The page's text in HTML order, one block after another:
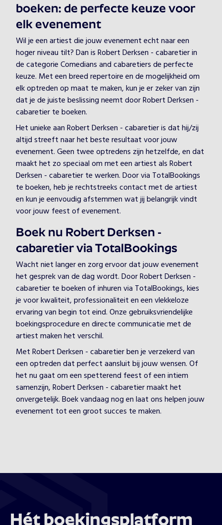
boeken: de perfecte keuze voor
elk evenement
Wil je een artiest die jouw evenement echt naar een
hoger niveau tilt? Dan is Robert Derksen - cabaretier in
de categorie Comedians and cabaretiers de perfecte
keuze. Met een breed repertoire en de mogelijkheid om
elk optreden op maat te maken, kun je er zeker van zijn
dat je de juiste beslissing neemt door Robert Derksen -
cabaretier te boeken.
Het unieke aan Robert Derksen - cabaretier is dat hij/zij
altijd streeft naar het beste resultaat voor jouw
evenement. Geen twee optredens zijn hetzelfde, en dat
maakt het zo speciaal om met een artiest als Robert
Derksen - cabaretier te werken. Door via TotalBookings
te boeken, heb je rechtstreeks contact met de artiest
en kun je eenvoudig afstemmen wat jij belangrijk vindt
voor jouw feest of evenement.
Boek nu Robert Derksen -
cabaretier via TotalBookings
Wacht niet langer en zorg ervoor dat jouw evenement
het gesprek van de dag wordt. Door Robert Derksen -
cabaretier te boeken of inhuren via TotalBookings, kies
je voor kwaliteit, professionaliteit en een vlekkeloze
ervaring van begin tot eind. Onze gebruiksvriendelijke
boekingsprocedure en directe communicatie met de
artiest maken het verschil.
Met Robert Derksen - cabaretier ben je verzekerd van
een optreden dat perfect aansluit bij jouw wensen. Of
het nu gaat om een spetterend feest of een intiem
samenzijn, Robert Derksen - cabaretier maakt het
onvergetelijk. Boek vandaag nog en laat ons helpen jouw
evenement tot een groot succes te maken.
Hét boekingsplatform